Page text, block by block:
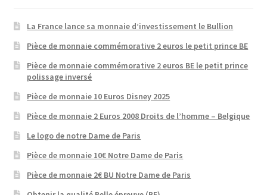
La France lance sa monnaie d’investissement le Bullion
Pièce de monnaie commémorative 2 euros le petit prince BE
Pièce de monnaie commémorative 2 euros BE le petit prince
polissage inversé
Pièce de monnaie 10 Euros Disney 2025
Pièce de monnaie 2 Euros 2008 Droits de l’homme – Belgique
Le logo de notre Dame de Paris
Pièce de monnaie 10€ Notre Dame de Paris
Pièce de monnaie 2€ BU Notre Dame de Paris